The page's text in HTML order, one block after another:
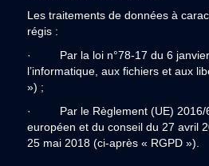
Les traitements de données à
régis :
· Par la loi n°78-17 du 6 janvier
l’informatique, aux fichiers et aux
») ;
· Par le Règlement (UE) 2016/
européen et du conseil du 27 avril
25 mai 2018 (ci-après « RGPD »).